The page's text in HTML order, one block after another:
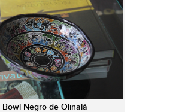
Bowl Negro de Olinalá